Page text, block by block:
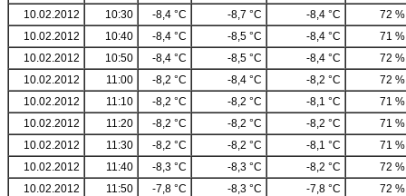
10.02.2012
10:30 -8,4 °C -8,7 °C -8,4 °C
72 %
10.02.2012
10:40 -8,4 °C -8,5 °C -8,4 °C
71 %
10.02.2012
10:50 -8,4 °C -8,5 °C -8,4 °C
72 %
10.02.2012
11:00 -8,2 °C -8,4 °C -8,2 °C
72 %
10.02.2012
11:10 -8,2 °C -8,2 °C -8,1 °C
71 %
10.02.2012
11:20 -8,2 °C -8,2 °C -8,2 °C
71 %
10.02.2012
11:30 -8,2 °C -8,2 °C -8,1 °C
71 %
10.02.2012
11:40 -8,3 °C -8,3 °C -8,2 °C
72 %
10.02.2012
11:50 -7,8 °C -8,3 °C -7,8 °C
72 %